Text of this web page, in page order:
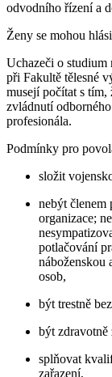
odvodního řízení a
Ženy se mohou
Uchazeči o studium
při Fakultě tělesné
musejí počítat s tím,
zvládnutí
profesionála.
Podmínky pro
složit
nebýt členem
organizace;
potlačování
náboženskou
osob,
být trestně
být
splňovat
zařazení,